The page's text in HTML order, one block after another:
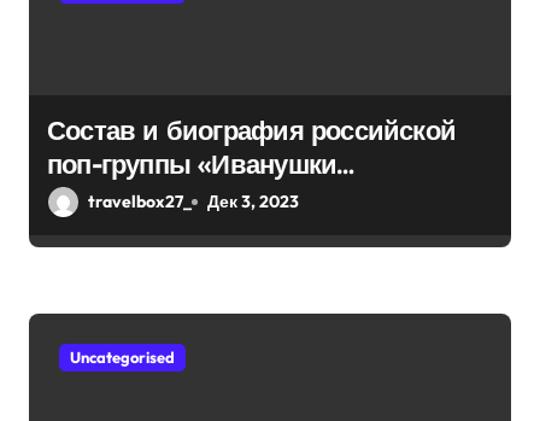
и
я
м
Состав и биография российской
поп-группы «Иванушки
интернешнл» — история успеха,
travelbox27_ Дек 3, 2023
Uncategorised